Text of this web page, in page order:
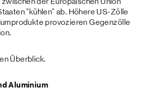
"kühlen" ab. Höhere US-Zölle
provozieren Gegenzölle
Überblick.
Aluminium